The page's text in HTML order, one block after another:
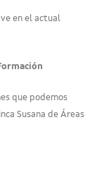
en el actual
que podemos
Susana de Áreas